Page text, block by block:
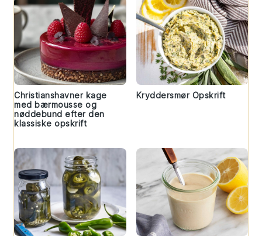
Christianshavner kage
med bærmousse og
nøddebund efter den
klassiske opskrift
Kryddersmør Opskrift